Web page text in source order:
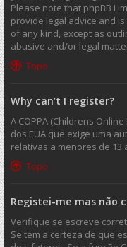
Please note that phpBB
provide legal advice and
of any kind, except as
abusive and/or legal
Topo
Why can’t I register?
A COPPA (Childrens
dos EUA que exige uma
relativas a menores de 13
Topo
Registei-me mas não
Verifique se escreve
Se tem a certeza de que